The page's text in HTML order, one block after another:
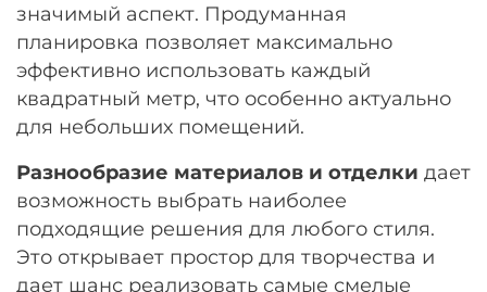
значимый аспект. Продуманная
планировка позволяет максимально
эффективно использовать каждый
квадратный метр, что особенно актуально
для небольших помещений.
Разнообразие материалов и отделки дает
возможность выбрать наиболее
подходящие решения для любого стиля.
Это открывает простор для творчества и
дает шанс реализовать самые смелые